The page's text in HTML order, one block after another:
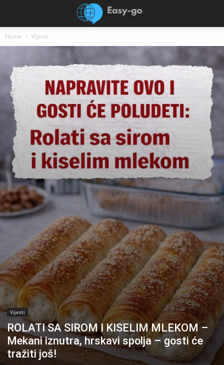
Home Vijesti
Vijesti
ROLATI SA SIROM I KISELIM MLEKOM –
Mekani iznutra, hrskavi spolja – gosti će
tražiti još!